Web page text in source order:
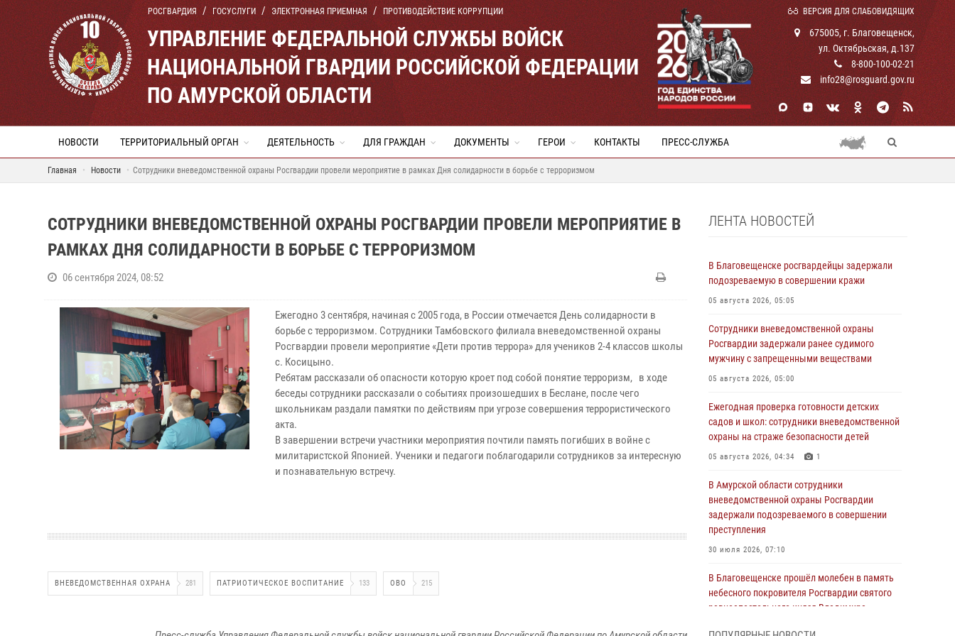
РОСГВАРДИЯ ГОСУСЛУГИ ЭЛЕКТРОННАЯ ПРИЕМНАЯ ПРОТИВОДЕЙСТВИЕ КОРРУПЦИИ ВЕРСИЯ ДЛЯ СЛАБОВИДЯЩИХ
УПРАВЛЕНИЕ ФЕДЕРАЛЬНОЙ СЛУЖБЫ ВОЙСК
НАЦИОНАЛЬНОЙ ГВАРДИИ РОССИЙСКОЙ ФЕДЕРАЦИИ
ПО АМУРСКОЙ ОБЛАСТИ
675005, г. Благовещенск,
ул. Октябрьская, д.137
8-800-100-02-21
info28@rosguard.gov.ru
НОВОСТИ ТЕРРИТОРИАЛЬНЫЙ ОРГАН ДЕЯТЕЛЬНОСТЬ ДЛЯ ГРАЖДАН ДОКУМЕНТЫ ГЕРОИ КОНТАКТЫ ПРЕСС-СЛУЖБА
Главная Новости Сотрудники вневедомственной охраны Росгвардии провели мероприятие в рамках Дня солидарности в борьбе с терроризмом
СОТРУДНИКИ ВНЕВЕДОМСТВЕННОЙ ОХРАНЫ РОСГВАРДИИ ПРОВЕЛИ МЕРОПРИЯТИЕ В
РАМКАХ ДНЯ СОЛИДАРНОСТИ В БОРЬБЕ С ТЕРРОРИЗМОМ
06 сентября 2024, 08:52
Ежегодно 3 сентября, начиная с 2005 года, в России отмечается День солидарности в
борьбе с терроризмом. Сотрудники Тамбовского филиала вневедомственной охраны
Росгвардии провели мероприятие «Дети против террора» для учеников 2-4 классов школы
с. Косицыно.
Ребятам рассказали об опасности которую кроет под собой понятие терроризм, в ходе
беседы сотрудники рассказали о событиях произошедших в Беслане, после чего
школьникам раздали памятки по действиям при угрозе совершения террористического
акта.
В завершении встречи участники мероприятия почтили память погибших в войне с
милитаристской Японией. Ученики и педагоги поблагодарили сотрудников за интересную
и познавательную встречу.
ВНЕВЕДОМСТВЕННАЯ ОХРАНА 281 ПАТРИОТИЧЕСКОЕ ВОСПИТАНИЕ 133 ОВО 215
ЛЕНТА НОВОСТЕЙ
В Благовещенске росгвардейцы задержали
подозреваемую в совершении кражи
05 августа 2026, 05:05
Сотрудники вневедомственной охраны
Росгвардии задержали ранее судимого
мужчину с запрещенными веществами
05 августа 2026, 05:00
Ежегодная проверка готовности детских
садов и школ: сотрудники вневедомственной
охраны на страже безопасности детей
05 августа 2026, 04:34 1
В Амурской области сотрудники
вневедомственной охраны Росгвардии
задержали подозреваемого в совершении
преступления
30 июля 2026, 07:10
В Благовещенске прошёл молебен в память
небесного покровителя Росгвардии святого
равноапостольного князя Владимира